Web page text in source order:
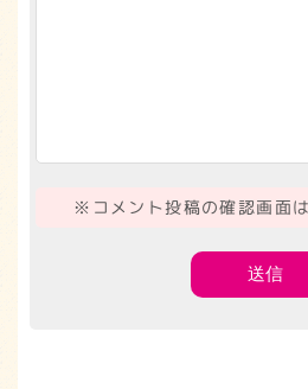
※コメント投稿の確認画面